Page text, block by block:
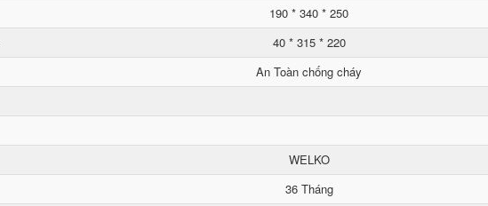
190 * 340 * 250
40 * 315 * 220
An Toàn chống cháy
WELKO
36 Tháng